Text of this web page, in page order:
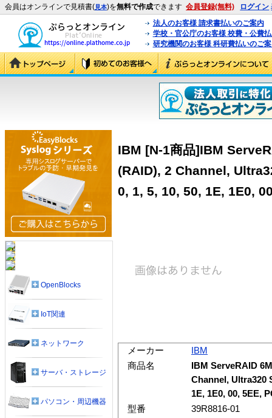
会員はオンラインで見積書(見本)を無料で作成できます 会員登録(無料) ログイン
法人のお客様 請求書払いのご案内
学校・官公庁のお客様 校費・公費
研究機関のお客様 科研費払いのご
IBM [N-1商品]IBM
(RAID), 2 Channel,
0, 1, 5, 10, 50, 1E, 1E0,
メーカー
IBM
商品名
IBM ServeRAID
Channel, Ultra320
1E, 1E0, 00, 5EE,
型番
39R8816-01
OpenBlocks
IoT関連
ネットワーク
サーバ・ストレージ
パソコン・周辺機器